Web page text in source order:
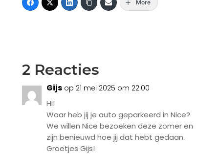
More
2 Reacties
Gijs op 21 mei 2025 om 22:00
Hi!
Waar heb jij je auto geparkeerd in Nice?
We willen Nice bezoeken deze zomer en
zijn benieuwd hoe jij dat hebt gedaan.
Groetjes Gijs!